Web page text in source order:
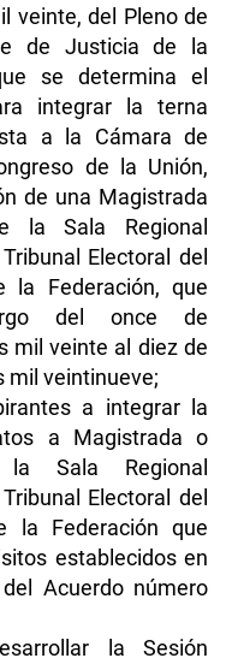
veinte, del Pleno de
de Justicia de la
se determina el
integrar la terna
a la Cámara de
de la Unión,
de una Magistrada
la Sala Regional
Electoral del
la Federación, que
del once de
mil veinte al diez de
mil veintinueve;
a integrar la
a Magistrada o
Sala Regional
Electoral del
la Federación que
establecidos en
Acuerdo número
la Sesión